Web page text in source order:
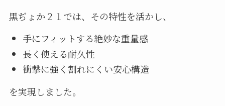
黒ぢょか２１では、その特性を活かし、
手にフィットする絶妙な重量感
長く使える耐久性
衝撃に強く割れにくい安心構造
を実現しました。